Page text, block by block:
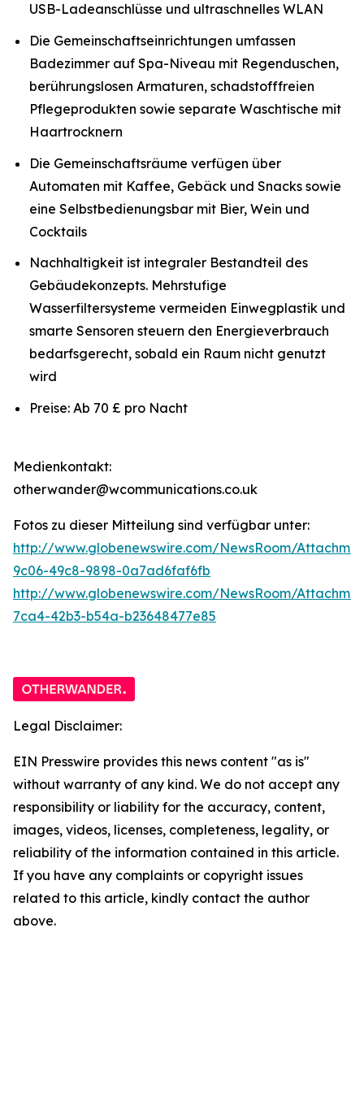
USB-Ladeanschlüsse und ultraschnelles WLAN
Die Gemeinschaftseinrichtungen umfassen
Badezimmer auf Spa-Niveau mit Regenduschen,
berührungslosen Armaturen, schadstofffreien
Pflegeprodukten sowie separate Waschtische mit
Haartrocknern
Die Gemeinschaftsräume verfügen über
Automaten mit Kaffee, Gebäck und Snacks sowie
eine Selbstbedienungsbar mit Bier, Wein und
Cocktails
Nachhaltigkeit ist integraler Bestandteil des
Gebäudekonzepts. Mehrstufige
Wasserfiltersysteme vermeiden Einwegplastik und
smarte Sensoren steuern den Energieverbrauch
bedarfsgerecht, sobald ein Raum nicht genutzt
wird
Preise: Ab 70 £ pro Nacht
Medienkontakt:
otherwander@wcommunications.co.uk
Fotos zu dieser Mitteilung sind verfügbar unter:
http://www.globenewswire.com/NewsRoom/
9c06-49c8-9898-0a7ad6faf6fb
http://www.globenewswire.com/NewsRoom/
7ca4-42b3-b54a-b23648477e85
Legal Disclaimer:
EIN Presswire provides this news content "as is"
without warranty of any kind. We do not accept any
responsibility or liability for the accuracy, content,
images, videos, licenses, completeness, legality, or
reliability of the information contained in this article.
If you have any complaints or copyright issues
related to this article, kindly contact the author
above.